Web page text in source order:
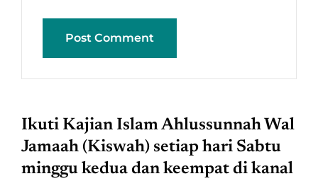
Ikuti Kajian Islam Ahlussunnah Wal
Jamaah (Kiswah) setiap hari Sabtu
minggu kedua dan keempat di kanal